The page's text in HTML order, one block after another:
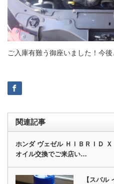
ご入庫有難う御座いました！今
関連記事
ホンダ ヴェゼル ＨＩＢＲＩＤ Ｘ
オイル交換でご来店い…
【スバル